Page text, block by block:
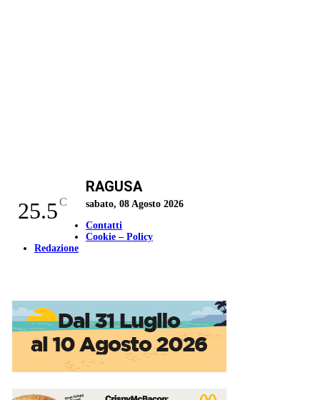
25.5C
RAGUSA
sabato, 08 Agosto 2026
Contatti
Cookie – Policy
Redazione